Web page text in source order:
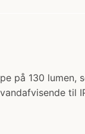
på 130 lumen,
til